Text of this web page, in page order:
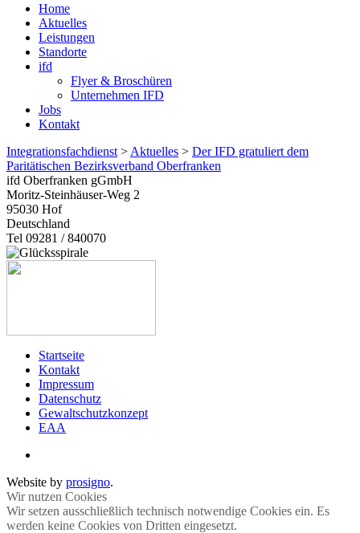
Home
Aktuelles
Leistungen
Standorte
ifd
Flyer & Broschüren
Unternehmen IFD
Jobs
Kontakt
Integrationsfachdienst > Aktuelles > Der IFD gratuliert dem
Paritätischen Bezirksverband Oberfranken
ifd Oberfranken gGmbH
Moritz-Steinhäuser-Weg 2
95030 Hof
Deutschland
Tel 09281 / 840070
Startseite
Kontakt
Impressum
Datenschutz
Gewaltschutzkonzept
EAA
Website by prosigno.
Wir nutzen Cookies
Wir setzen ausschließlich technisch notwendige Cookies ein. Es
werden keine Cookies von Dritten eingesetzt.